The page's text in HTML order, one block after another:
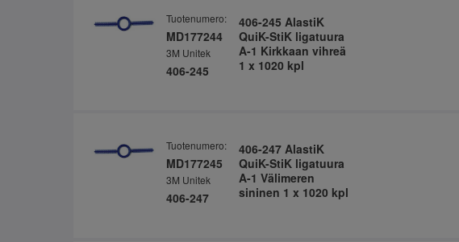
Tuotenumero:
MD177244
3M Unitek
406-245
406-245 AlastiK
QuiK-StiK ligatuura
A-1 Kirkkaan vihreä
1 x 1020 kpl
Tuotenumero:
MD177245
3M Unitek
406-247
406-247 AlastiK
QuiK-StiK ligatuura
A-1 Välimeren
sininen 1 x 1020 kpl